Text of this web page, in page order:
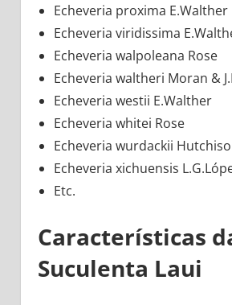
Echeveria proxima E.Walther
Echeveria viridissima
Echeveria walpoleana Rose
Echeveria waltheri Moran &
Echeveria westii E.Walther
Echeveria whitei Rose
Echeveria wurdackii
Echeveria xichuensis
Etc.
Características
Suculenta Laui